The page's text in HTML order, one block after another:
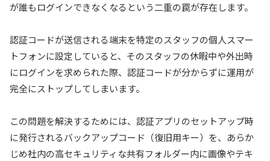
が誰もログインできなくなるという二重の罠が存在します。
認証コードが送信される端末を特定のスタッフの個人スマー
トフォンに設定していると、そのスタッフの休暇中や外出時
にログインを求められた際、認証コードが分からずに運用が
完全にストップしてしまいます。
この問題を解決するためには、認証アプリのセットアップ時
に発行されるバックアップコード（復旧用キー）を、あらか
じめ社内の高セキュリティな共有フォルダー内に画像やテキ